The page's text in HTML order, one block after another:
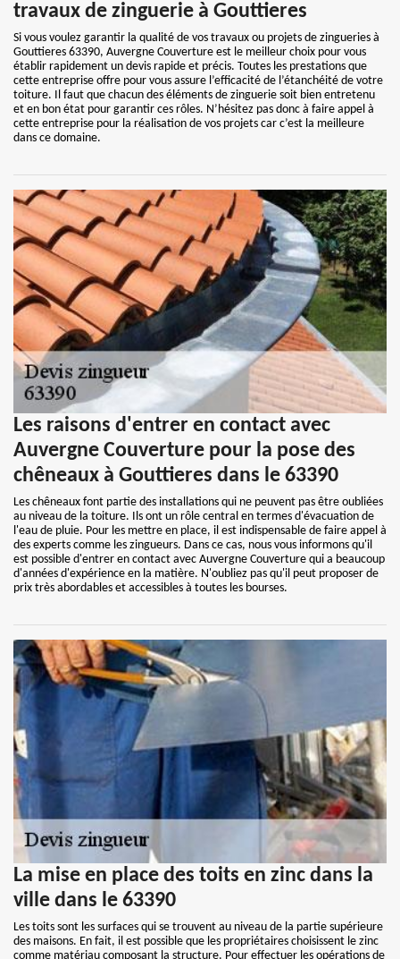
travaux de zinguerie à Gouttieres
Si vous voulez garantir la qualité de vos travaux ou projets de zingueries à
Gouttieres 63390, Auvergne Couverture est le meilleur choix pour vous
établir rapidement un devis rapide et précis. Toutes les prestations que
cette entreprise offre pour vous assure l’efficacité de l’étanchéité de votre
toiture. Il faut que chacun des éléments de zinguerie soit bien entretenu
et en bon état pour garantir ces rôles. N’hésitez pas donc à faire appel à
cette entreprise pour la réalisation de vos projets car c’est la meilleure
dans ce domaine.
Les raisons d'entrer en contact avec
Auvergne Couverture pour la pose des
chêneaux à Gouttieres dans le 63390
Les chêneaux font partie des installations qui ne peuvent pas être oubliées
au niveau de la toiture. Ils ont un rôle central en termes d'évacuation de
l'eau de pluie. Pour les mettre en place, il est indispensable de faire appel à
des experts comme les zingueurs. Dans ce cas, nous vous informons qu'il
est possible d'entrer en contact avec Auvergne Couverture qui a beaucoup
d'années d'expérience en la matière. N'oubliez pas qu'il peut proposer de
prix très abordables et accessibles à toutes les bourses.
La mise en place des toits en zinc dans la
ville dans le 63390
Les toits sont les surfaces qui se trouvent au niveau de la partie supérieure
des maisons. En fait, il est possible que les propriétaires choisissent le zinc
comme matériau composant la structure. Pour effectuer les opérations de